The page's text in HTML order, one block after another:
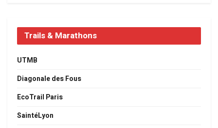
Trails & Marathons
UTMB
Diagonale des Fous
EcoTrail Paris
SaintéLyon